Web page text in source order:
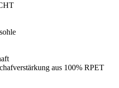
aus 100% RPET